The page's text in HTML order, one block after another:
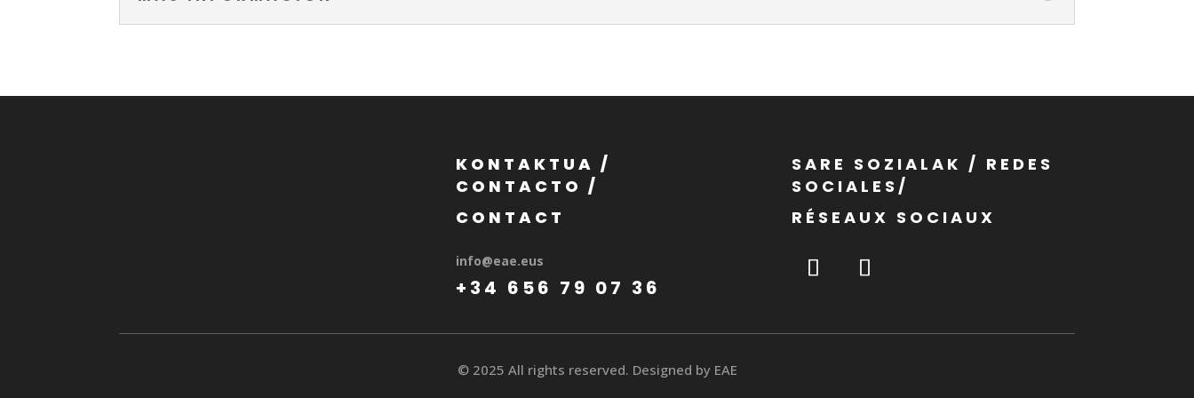
KONTAKTUA /
CONTACTO /
CONTACT
info@eae.eus
+34 656 79 07 36
SARE SOZIALAK / REDES
SOCIALES/
RÉSEAUX SOCIAUX
© 2025 All rights reserved. Designed by EAE